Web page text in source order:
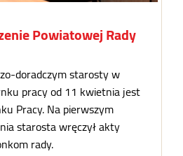
Powiatowej Rady
doradczym starosty w
pracy od 11 kwietnia jest
Pracy. Na pierwszym
starosta wręczył akty
rady.